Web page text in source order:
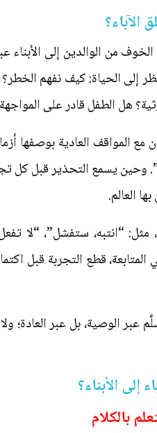
الآباء؟
من الوالدين إلى
إلى الحياة: كيف نفهم
هل الطفل قادر على
المواقف العادية بوصفها
وحين يسمع التحذير قبل كل
العالم.
مثل: “انتبه، ستفشل”، “لا
قطع التجربة قبل
عبر الوصية، بل عبر
إلى الأبناء؟